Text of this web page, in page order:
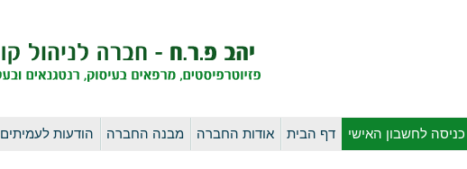
לדלג
כניסה לחשבון האישי דף הבית אודות החברה מבנה החברה הודעות לעמיתים